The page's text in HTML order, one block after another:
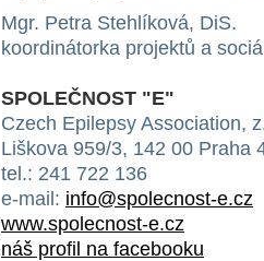
Mgr. Petra Stehlíková, DiS.
koordinátorka projektů a
SPOLEČNOST "E"
Czech Epilepsy Association,
Liškova 959/3, 142 00 Praha
tel.: 241 722 136
e-mail: info@spolecnost-e.cz
www.spolecnost-e.cz
náš profil na facebooku